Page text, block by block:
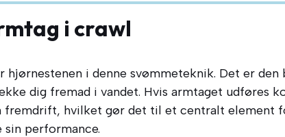
i crawl
hjørnestenen i denne svømmeteknik. Det er
dig fremad i vandet. Hvis armtaget udføres
fremdrift, hvilket gør det til et centralt element
performance.